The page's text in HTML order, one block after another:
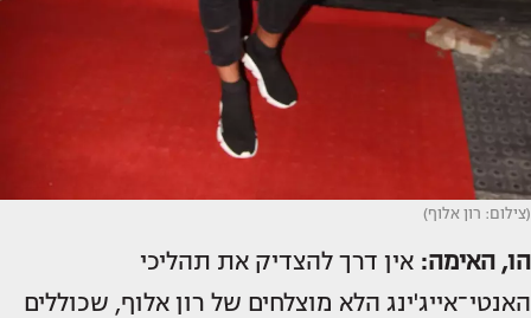
(צילום: רון אלוף)
הו, האימה: אין דרך להצדיק את תהליכי
האנטי־אייג'ינג הלא מוצלחים של רון אלוף, שכוללים